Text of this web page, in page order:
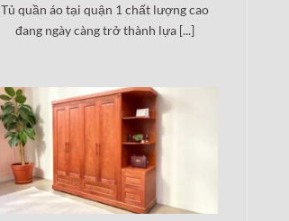
Tủ quần áo tại quận 1 chất lượng cao
đang ngày càng trở thành lựa [...]